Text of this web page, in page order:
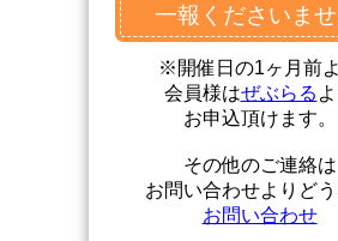
一報くださいませ
※開催日の1ヶ月前
会員様はぜぶらる
お申込頂けます。
その他のご連絡は
お問い合わせよりどう
お問い合わせ